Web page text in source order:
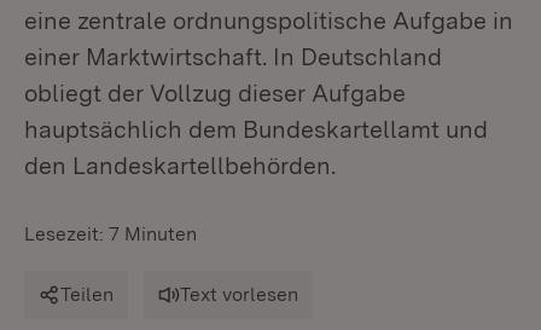
eine zentrale ordnungspolitische Aufgabe in
einer Marktwirtschaft. In Deutschland
obliegt der Vollzug dieser Aufgabe
hauptsächlich dem Bundeskartellamt und
den Landeskartellbehörden.
Lesezeit: 7 Minuten
Teilen Text vorlesen